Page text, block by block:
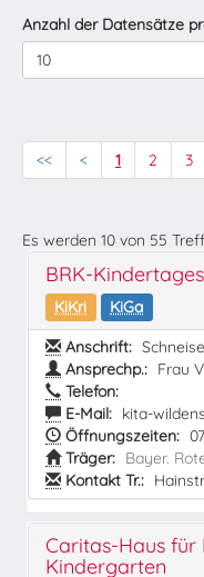
Anzahl der Datensätze
10
<< < 1 2 3
Es werden 10 von 55
BRK-
KiKri
KiGa
Anschrift:
Ansprechp.: Frau
Telefon:
E-Mail: kita-
Öffnungszeiten:
Träger: Bayer.
Kontakt Tr.:
Caritas-Haus für
Kindergarten